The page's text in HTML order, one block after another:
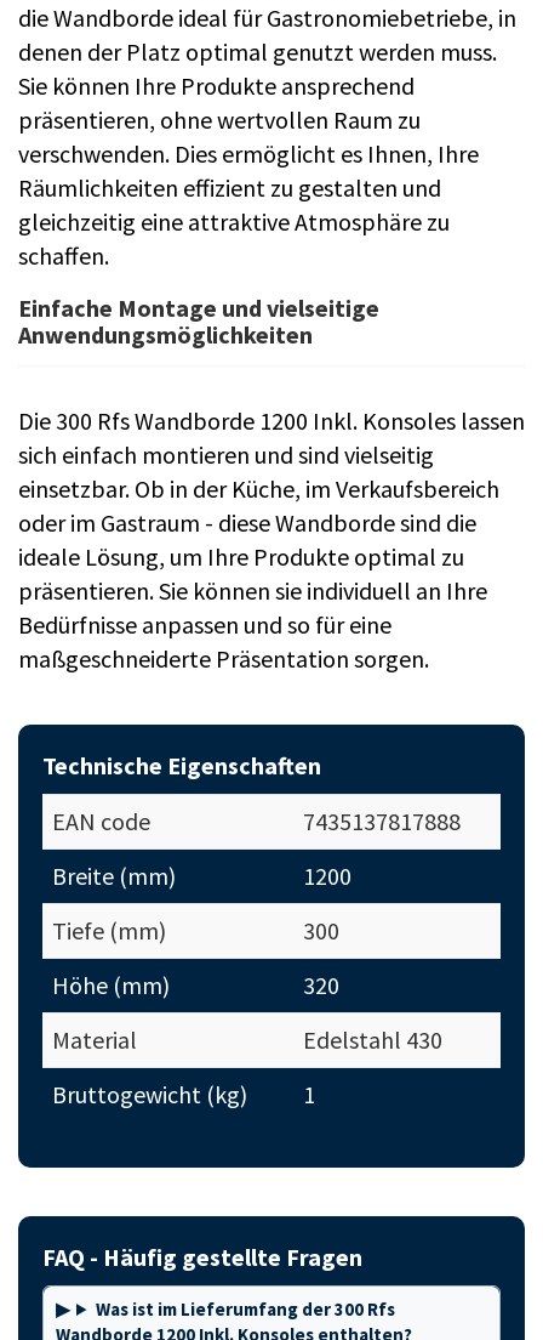
die Wandborde ideal für Gastronomiebetriebe, in
denen der Platz optimal genutzt werden muss.
Sie können Ihre Produkte ansprechend
präsentieren, ohne wertvollen Raum zu
verschwenden. Dies ermöglicht es Ihnen, Ihre
Räumlichkeiten effizient zu gestalten und
gleichzeitig eine attraktive Atmosphäre zu
schaffen.
Einfache Montage und vielseitige
Anwendungsmöglichkeiten
Die 300 Rfs Wandborde 1200 Inkl. Konsoles lassen
sich einfach montieren und sind vielseitig
einsetzbar. Ob in der Küche, im Verkaufsbereich
oder im Gastraum - diese Wandborde sind die
ideale Lösung, um Ihre Produkte optimal zu
präsentieren. Sie können sie individuell an Ihre
Bedürfnisse anpassen und so für eine
maßgeschneiderte Präsentation sorgen.
Technische Eigenschaften
EAN code
7435137817888
Breite (mm)
1200
Tiefe (mm)
300
Höhe (mm)
320
Material
Edelstahl 430
Bruttogewicht (kg)
1
FAQ - Häufig gestellte Fragen
Was ist im Lieferumfang der 300 Rfs
Wandborde 1200 Inkl. Konsoles enthalten?